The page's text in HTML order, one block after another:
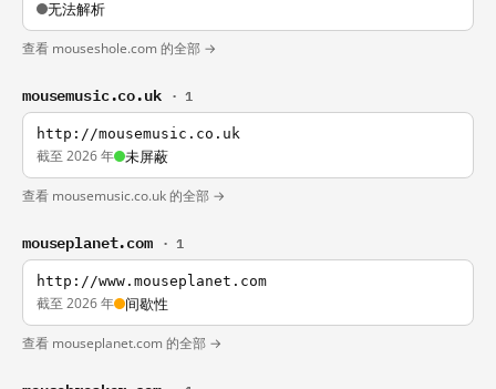
无法解析
查看 mouseshole.com 的全部 →
mousemusic.co.uk · 1
http://mousemusic.co.uk
截至 2026 年 未屏蔽
查看 mousemusic.co.uk 的全部 →
mouseplanet.com · 1
http://www.mouseplanet.com
截至 2026 年 间歇性
查看 mouseplanet.com 的全部 →